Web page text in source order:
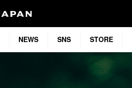
NEWS SNS STORE